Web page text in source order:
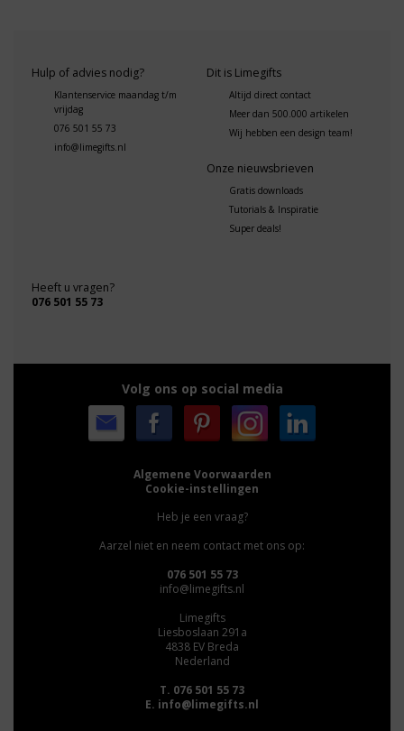
Hulp of advies nodig?
Klantenservice maandag t/m
vrijdag
076 501 55 73
info@limegifts.nl
Dit is Limegifts
Altijd direct contact
Meer dan 500.000 artikelen
Wij hebben een design team!
Onze nieuwsbrieven
Gratis downloads
Tutorials & Inspiratie
Super deals!
Heeft u vragen?
076 501 55 73
Volg ons op social media
Algemene Voorwaarden
Cookie-instellingen
Heb je een vraag?
Aarzel niet en neem contact met ons op:
076 501 55 73
info@limegifts.nl
Limegifts
Liesboslaan 291a
4838 EV Breda
Nederland
T. 076 501 55 73
E. info@limegifts.nl